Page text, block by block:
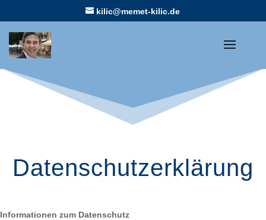
kilic@memet-kilic.de
Datenschutzerklärung
Informationen zum Datenschutz